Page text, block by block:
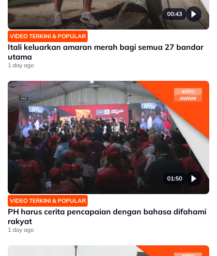
00:43
VIDEO TERKINI & POPULAR
Itali keluarkan amaran merah bagi semua 27 bandar
utama
1 day ago
01:50
VIDEO TERKINI & POPULAR
PH harus cerita pencapaian dengan bahasa difahami
rakyat
1 day ago